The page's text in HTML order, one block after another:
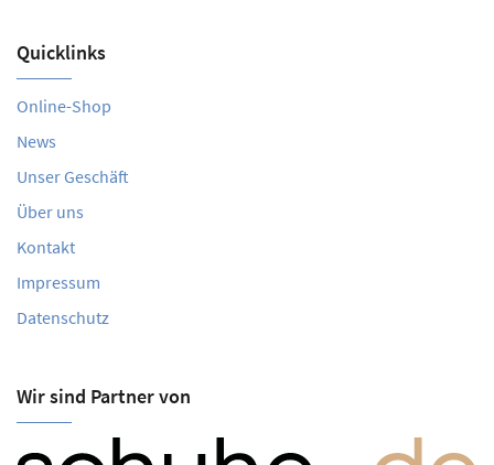
Quicklinks
Online-Shop
News
Unser Geschäft
Über uns
Kontakt
Impressum
Datenschutz
Wir sind Partner von